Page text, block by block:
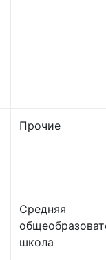
Прочие
Средняя
школа